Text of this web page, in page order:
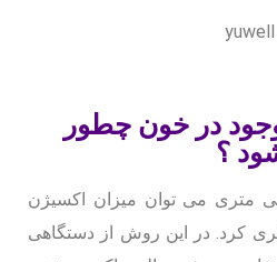
در خون چطور
؟
متری می توان میزان اکسیژن
کرد. در این روش از دستگاهی